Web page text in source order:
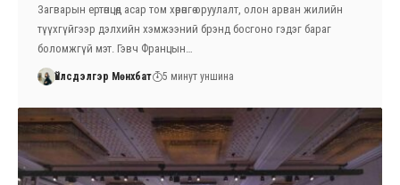
Загварын ертөнцөд асар том хөрөнгө оруулалт, олон арван жилийн
түүхгүйгээр дэлхийн хэмжээний брэнд босгоно гэдэг бараг
боломжгүй мэт. Гэвч Францын…
Үйлсдэлгэр Мөнхбат 5 минут уншина